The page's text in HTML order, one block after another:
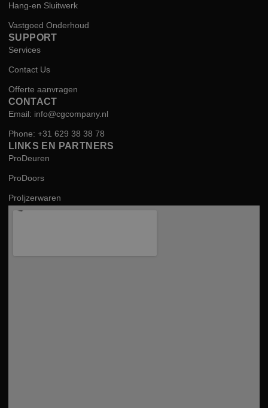
Hang-en Sluitwerk
Vastgoed Onderhoud
SUPPORT
Services
Contact Us
Offerte aanvragen
CONTACT
Email: info@cgcompany.nl
Phone: +31 629 38 38 78
LINKS EN PARTNERS
ProDeuren
ProDoors
ProIjzerwaren